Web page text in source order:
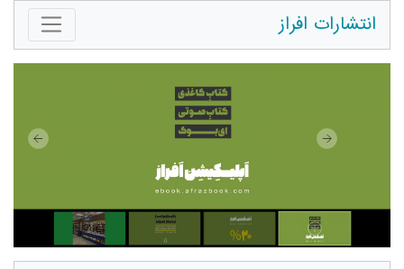
انتشارات افراز